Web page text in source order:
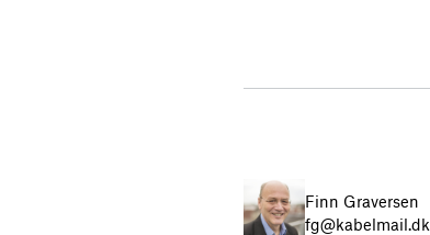
Finn Graversen
fg@kabelmail.dk